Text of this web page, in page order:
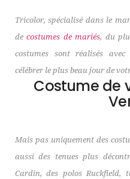
Tricolor, spécialisé dans le
decostumes de mariés, du
costumes sont réalisés
célébrer le plus beau jour de
Costume de
Mais pas uniquement des
aussi des tenues plus
Cardin, des polos Ruckfield,